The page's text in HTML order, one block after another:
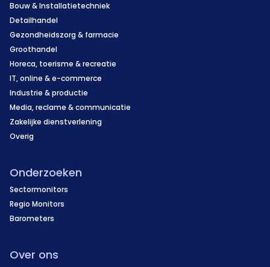
Bouw & Installatietechniek
Detailhandel
Gezondheidszorg & farmacie
Groothandel
Horeca, toerisme & recreatie
IT, online & e-commerce
Industrie & productie
Media, reclame & communicatie
Zakelijke dienstverlening
Overig
Onderzoeken
Sectormonitors
Regio Monitors
Barometers
Over ons